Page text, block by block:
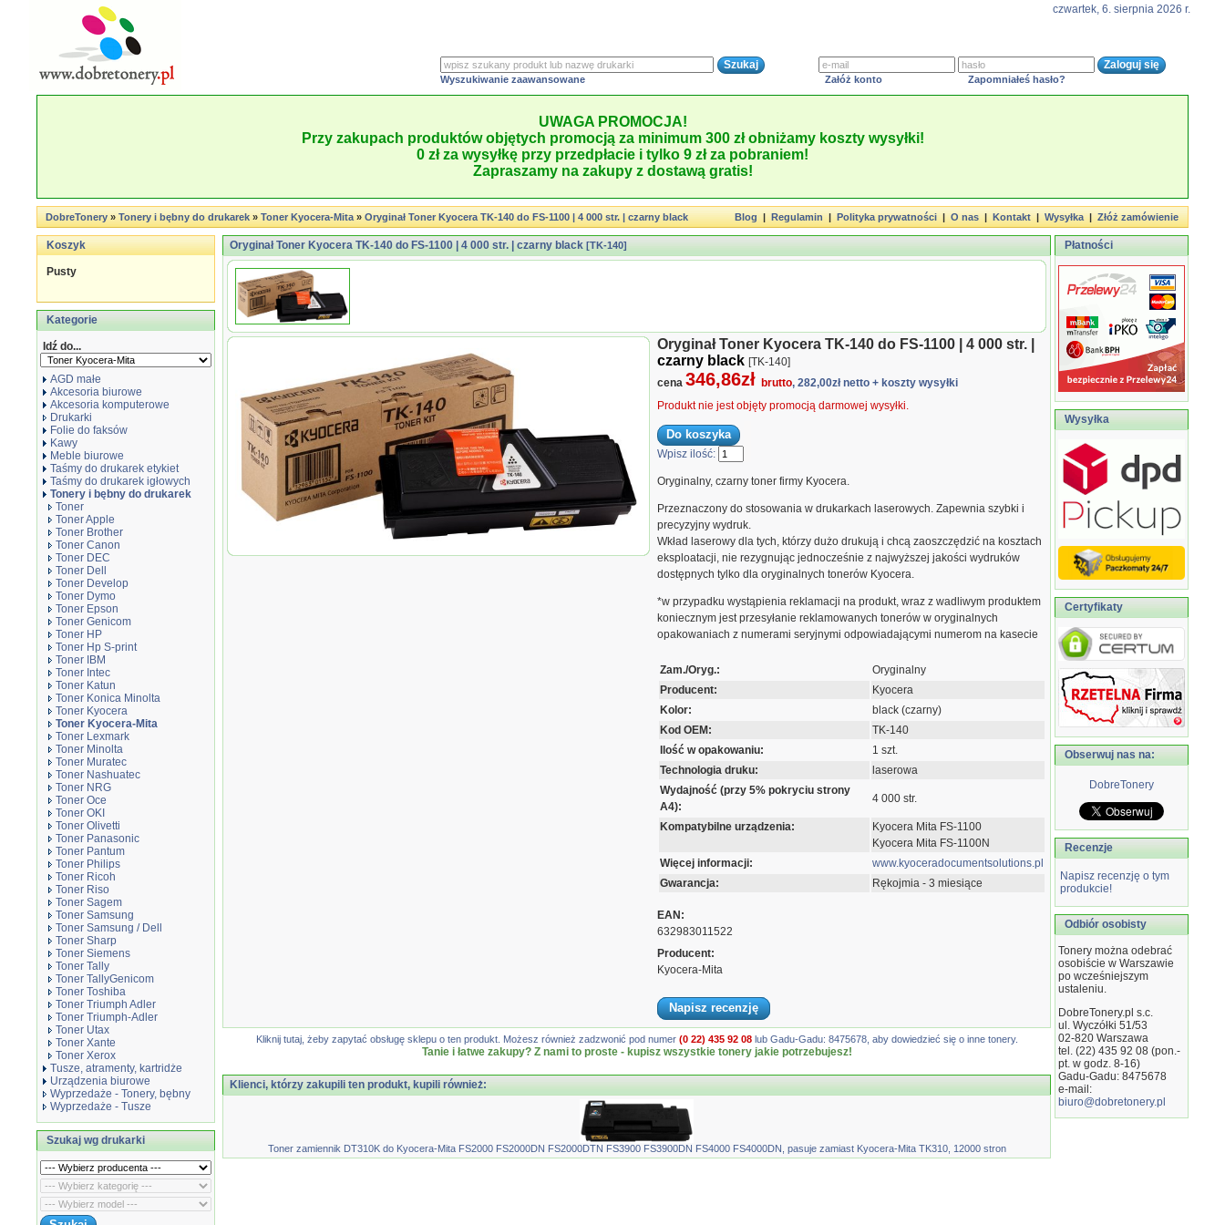
czwartek, 6. sierpnia 2026 r.
Wyszukiwanie zaawansowane Załóż konto Zapomniałeś hasło?
UWAGA PROMOCJA!
Przy zakupach produktów objętych promocją za minimum 300 zł obniżamy koszty wysyłki!
0 zł za wysyłkę przy przedpłacie i tylko 9 zł za pobraniem!
Zapraszamy na zakupy z dostawą gratis!
DobreTonery»Tonery i bębny do drukarek»Toner Kyocera-Mita»Oryginał Toner Kyocera TK-140 do FS-1100 | 4 000 str. | czarny black Blog|Regulamin|Polityka prywatności|O nas|Kontakt|Wysyłka|Złóż zamówienie
Koszyk
Pusty
Kategorie
Idź do...
AGD małe
Akcesoria biurowe
Akcesoria komputerowe
Drukarki
Folie do faksów
Kawy
Meble biurowe
Taśmy do drukarek etykiet
Taśmy do drukarek igłowych
Tonery i bębny do drukarek
Toner
Toner Apple
Toner Brother
Toner Canon
Toner DEC
Toner Dell
Toner Develop
Toner Dymo
Toner Epson
Toner Genicom
Toner HP
Toner Hp S-print
Toner IBM
Toner Intec
Toner Katun
Toner Konica Minolta
Toner Kyocera
Toner Kyocera-Mita
Toner Lexmark
Toner Minolta
Toner Muratec
Toner Nashuatec
Toner NRG
Toner Oce
Toner OKI
Toner Olivetti
Toner Panasonic
Toner Pantum
Toner Philips
Toner Ricoh
Toner Riso
Toner Sagem
Toner Samsung
Toner Samsung / Dell
Toner Sharp
Toner Siemens
Toner Tally
Toner TallyGenicom
Toner Toshiba
Toner Triumph Adler
Toner Triumph-Adler
Toner Utax
Toner Xante
Toner Xerox
Tusze, atramenty, kartridże
Urządzenia biurowe
Wyprzedaże - Tonery, bębny
Wyprzedaże - Tusze
Szukaj wg drukarki
Oryginał Toner Kyocera TK-140 do FS-1100 | 4 000 str. | czarny black [TK-140]
Oryginał Toner Kyocera TK-140 do FS-1100 | 4 000 str. | czarny black
Oryginał Toner Kyocera TK-140 do FS-1100 | 4 000 str. |
czarny black [TK-140]
cena 346,86zł brutto, 282,00zł netto + koszty wysyłki
Produkt nie jest objęty promocją darmowej wysyłki.
Wpisz ilość:
Oryginalny, czarny toner firmy Kyocera.
Przeznaczony do stosowania w drukarkach laserowych. Zapewnia szybki i
precyzyjny wydruk.
Wkład laserowy dla tych, którzy dużo drukują i chcą zaoszczędzić na kosztach
eksploatacji, nie rezygnując jednocześnie z najwyższej jakości wydruków
dostępnych tylko dla oryginalnych tonerów Kyocera.
*w przypadku wystąpienia reklamacji na produkt, wraz z wadliwym produktem
koniecznym jest przesyłanie reklamowanych tonerów w oryginalnych
opakowaniach z numerami seryjnymi odpowiadającymi numerom na kasecie
Zam./Oryg.:
Oryginalny
Producent:
Kyocera
Kolor:
black (czarny)
Kod OEM:
TK-140
Ilość w opakowaniu:
1 szt.
Technologia druku:
laserowa
Wydajność (przy 5% pokryciu strony
A4):
4 000 str.
Kompatybilne urządzenia:
Kyocera Mita FS-1100
Kyocera Mita FS-1100N
Więcej informacji:
www.kyoceradocumentsolutions.pl
Gwarancja:
Rękojmia - 3 miesiące
EAN:
632983011522
Producent:
Kyocera-Mita
Napisz recenzję
Kliknij tutaj, żeby zapytać obsługę sklepu o ten produkt. Możesz również zadzwonić pod numer (0 22) 435 92 08lub Gadu-Gadu: 8475678, aby dowiedzieć się o inne tonery.
Tanie i łatwe zakupy? Z nami to proste - kupisz wszystkie tonery jakie potrzebujesz!
Klienci, którzy zakupili ten produkt, kupili również:
Toner zamiennik DT310K do Kyocera-Mita FS2000 FS2000DN FS2000DTN FS3900 FS3900DN FS4000 FS4000DN, pasuje zamiast Kyocera-Mita TK310, 12000 stron
Płatności
Wysyłka
Certyfikaty
Obserwuj nas na:
DobreTonery
Recenzje
Napisz recenzję o tym
produkcie!
Odbiór osobisty
Tonery można odebrać
osobiście w Warszawie
po wcześniejszym
ustaleniu.
DobreTonery.pl s.c.
ul. Wyczółki 51/53
02-820 Warszawa
tel. (22) 435 92 08 (pon.-
pt. w godz. 8-16)
Gadu-Gadu: 8475678
e-mail:
biuro@dobretonery.pl